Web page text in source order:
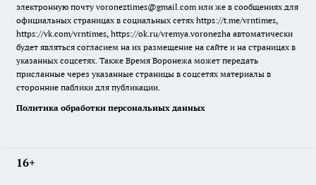
электронную почту voroneztimes@gmail.com или же в сообщениях для
официальных страницах в социальных сетях https://t.me/vrntimes,
https://vk.com/vrntimes, https://ok.ru/vremya.voronezha автоматически
будет являться согласием на их размещение на сайте и на страницах в
указанных соцсетях. Также Время Воронежа может передать
присланные через указанные страницы в соцсетях материалы в
сторонние паблики для публикации.
Политика обработки персональных данных
16+